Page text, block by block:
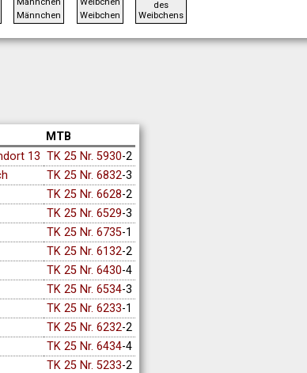
Männchen Weibchen
des
Weibchens
MTB
13 TK 25 Nr. 5930-2
TK 25 Nr. 6832-3
TK 25 Nr. 6628-2
TK 25 Nr. 6529-3
TK 25 Nr. 6735-1
TK 25 Nr. 6132-2
TK 25 Nr. 6430-4
TK 25 Nr. 6534-3
TK 25 Nr. 6233-1
TK 25 Nr. 6232-2
TK 25 Nr. 6434-4
TK 25 Nr. 5233-2